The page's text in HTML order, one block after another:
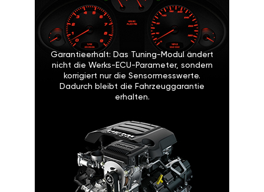
Garantieerhalt: Das Tuning-Modul ändert
nicht die Werks-ECU-Parameter, sondern
korrigiert nur die Sensormesswerte.
Dadurch bleibt die Fahrzeuggarantie
erhalten.